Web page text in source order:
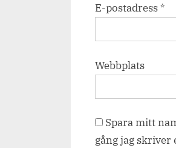
E-postadress*
Webbplats
Spara mitt
gång jag skriver